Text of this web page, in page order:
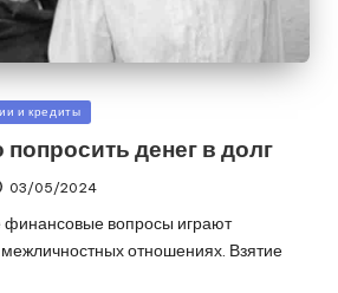
и кредиты
денег в долг
03/05/2024
вопросы играют
отношениях. Взятие